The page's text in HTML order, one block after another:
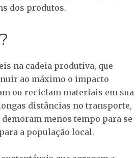
dos produtos.
na cadeia produtiva, que
ao máximo o impacto
ou reciclam materiais em sua
distâncias no transporte,
menos tempo para se
a população local.